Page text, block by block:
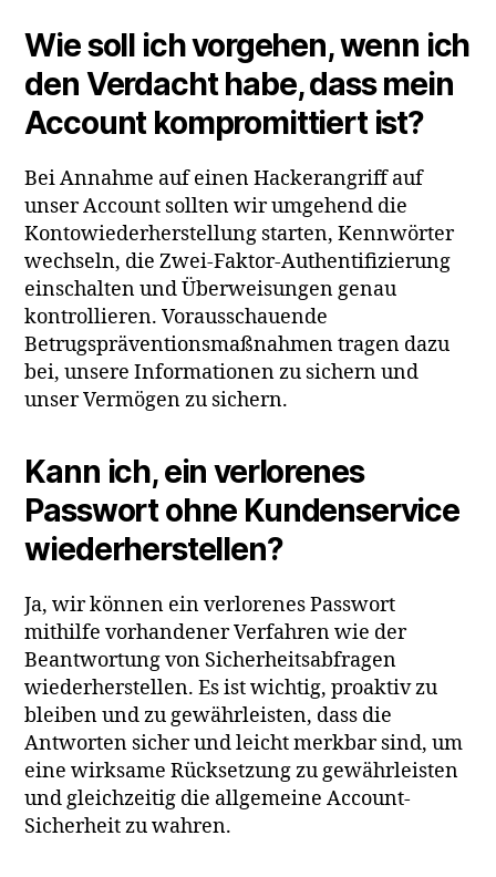
Wie soll ich vorgehen, wenn ich
den Verdacht habe, dass mein
Account kompromittiert ist?
Bei Annahme auf einen Hackerangriff auf
unser Account sollten wir umgehend die
Kontowiederherstellung starten, Kennwörter
wechseln, die Zwei-Faktor-Authentifizierung
einschalten und Überweisungen genau
kontrollieren. Vorausschauende
Betrugspräventionsmaßnahmen tragen dazu
bei, unsere Informationen zu sichern und
unser Vermögen zu sichern.
Kann ich, ein verlorenes
Passwort ohne Kundenservice
wiederherstellen?
Ja, wir können ein verlorenes Passwort
mithilfe vorhandener Verfahren wie der
Beantwortung von Sicherheitsabfragen
wiederherstellen. Es ist wichtig, proaktiv zu
bleiben und zu gewährleisten, dass die
Antworten sicher und leicht merkbar sind, um
eine wirksame Rücksetzung zu gewährleisten
und gleichzeitig die allgemeine Account-
Sicherheit zu wahren.